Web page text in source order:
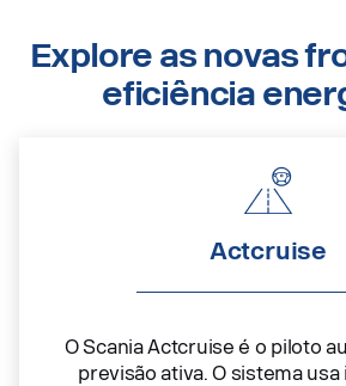
Explore as novas
eficiência
Actcruise
O Scania Actcruise é o piloto
previsão ativa. O sistema